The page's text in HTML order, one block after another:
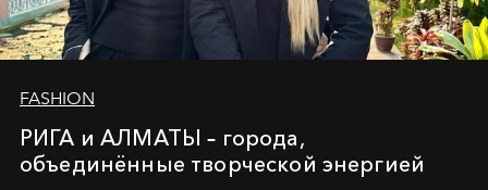
FASHION
РИГА и АЛМАТЫ – города,
объединённые творческой энергией